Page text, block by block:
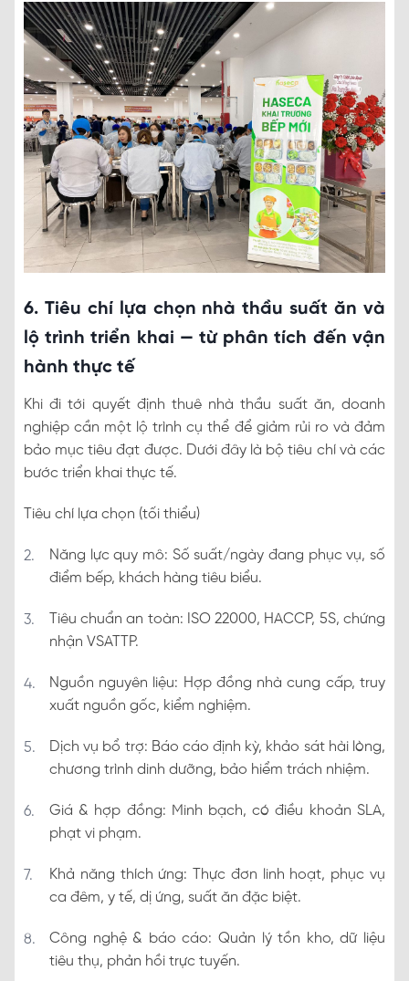
6. Tiêu chí lựa chọn nhà thầu suất ăn và
lộ trình triển khai — từ phân tích đến vận
hành thực tế
Khi đi tới quyết định thuê nhà thầu suất ăn, doanh
nghiệp cần một lộ trình cụ thể để giảm rủi ro và đảm
bảo mục tiêu đạt được. Dưới đây là bộ tiêu chí và các
bước triển khai thực tế.
Tiêu chí lựa chọn (tối thiểu)
Năng lực quy mô: Số suất/ngày đang phục vụ, số
điểm bếp, khách hàng tiêu biểu.
Tiêu chuẩn an toàn: ISO 22000, HACCP, 5S, chứng
nhận VSATTP.
Nguồn nguyên liệu: Hợp đồng nhà cung cấp, truy
xuất nguồn gốc, kiểm nghiệm.
Dịch vụ bổ trợ: Báo cáo định kỳ, khảo sát hài lòng,
chương trình dinh dưỡng, bảo hiểm trách nhiệm.
Giá & hợp đồng: Minh bạch, có điều khoản SLA,
phạt vi phạm.
Khả năng thích ứng: Thực đơn linh hoạt, phục vụ
ca đêm, y tế, dị ứng, suất ăn đặc biệt.
Công nghệ & báo cáo: Quản lý tồn kho, dữ liệu
tiêu thụ, phản hồi trực tuyến.